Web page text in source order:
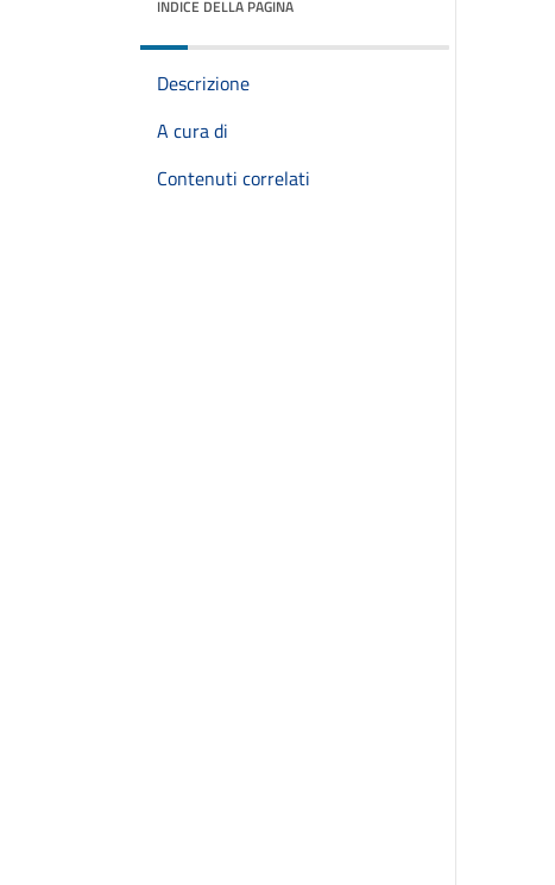
INDICE DELLA PAGINA
Descrizione
A cura di
Contenuti correlati